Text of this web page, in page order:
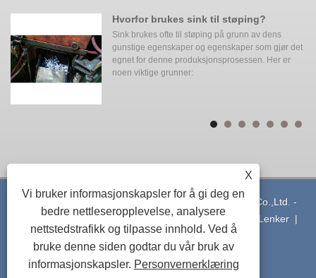
Hvorfor brukes sink til støping?
Sink brukes ofte til støping på grunn av dens
gunstige egenskaper og egenskaper som gjør det
egnet for denne produksjonsprosessen. Her er
noen viktige grunner:
Copyright © 2021 Ningbo Yinzhou Xuxing Machinery Co.,Ltd. -
Pressstøping av aluminium - Alle rettigheter forbeholdt
Lenker|
Sitemap|RSS|XML|Privacy Policy
X
Vi bruker informasjonskapsler for å gi deg en
bedre nettleseropplevelse, analysere
nettstedstrafikk og tilpasse innhold. Ved å
bruke denne siden godtar du vår bruk av
informasjonskapsler. Personvernerklæring